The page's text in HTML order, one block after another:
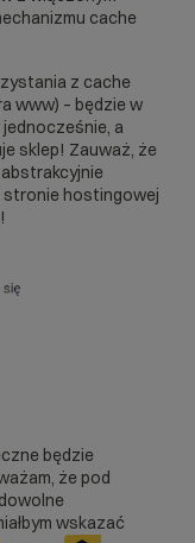
cache
z cache
www) – będzie w
a
sklep! Zauważ, że
stronie hostingowej
będzie
że pod
wskazać